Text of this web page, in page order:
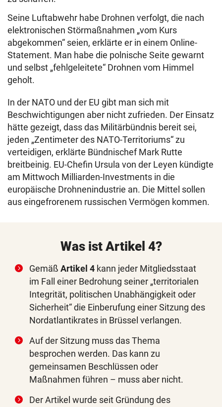
Seine Luftabwehr habe Drohnen verfolgt, die nach
elektronischen Störmaßnahmen „vom Kurs
abgekommen“ seien, erklärte er in einem Online-
Statement. Man habe die polnische Seite gewarnt
und selbst „fehlgeleitete“ Drohnen vom Himmel
geholt.
In der NATO und der EU gibt man sich mit
Beschwichtigungen aber nicht zufrieden. Der Einsatz
hätte gezeigt, dass das Militärbündnis bereit sei,
jeden „Zentimeter des NATO-Territoriums“ zu
verteidigen, erklärte Bündnischef Mark Rutte
breitbeinig. EU-Chefin Ursula von der Leyen kündigte
am Mittwoch Milliarden-Investments in die
europäische Drohnenindustrie an. Die Mittel sollen
aus eingefrorenem russischen Vermögen kommen.
Was ist Artikel 4?
Gemäß Artikel 4 kann jeder Mitgliedsstaat
im Fall einer Bedrohung seiner „territorialen
Integrität, politischen Unabhängigkeit oder
Sicherheit“ die Einberufung einer Sitzung des
Nordatlantikrates in Brüssel verlangen.
Auf der Sitzung muss das Thema
besprochen werden. Das kann zu
gemeinsamen Beschlüssen oder
Maßnahmen führen – muss aber nicht.
Der Artikel wurde seit Gründung des